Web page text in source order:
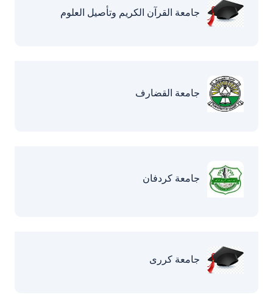
جامعة القرآن الكريم وتأصيل العلوم
جامعة القضارف
جامعة كردفان
جامعة كررى